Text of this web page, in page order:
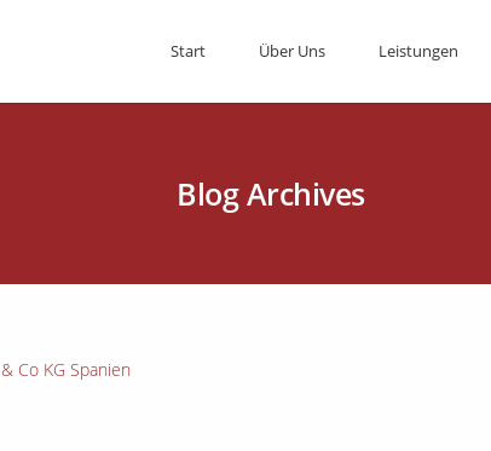
Start Über Uns Leistungen
Blog Archives